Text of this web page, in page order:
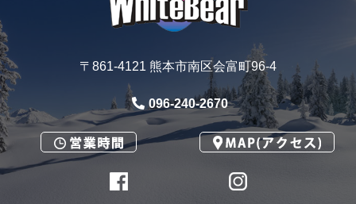
〒861-4121 熊本市南区会富町96-4
096-240-2670